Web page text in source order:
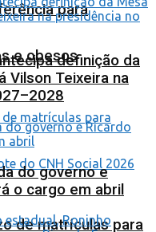
para
e obesos
de matrículas para
definição da
Vilson Teixeira na
do governo e
o cargo em abril